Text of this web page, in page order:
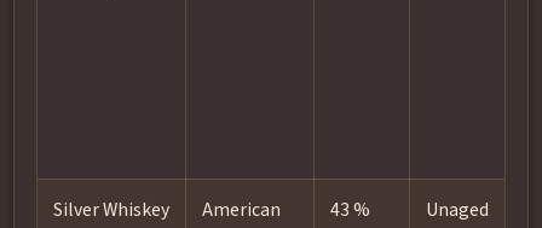
Silver Whiskey
American
43 %
Unaged